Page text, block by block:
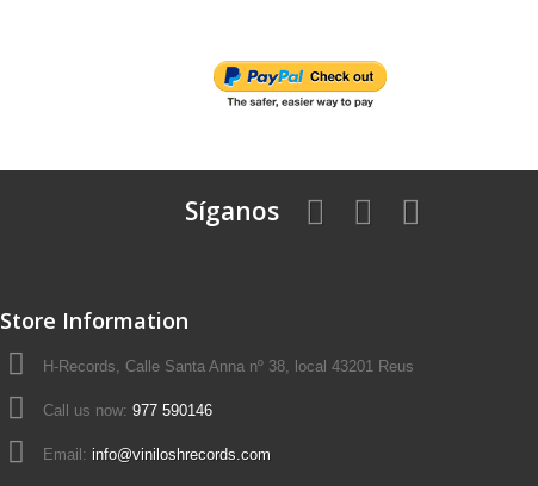
Síganos
Store Information
H-Records, Calle Santa Anna nº 38, local 43201 Reus
Call us now: 977 590146
Email: info@viniloshrecords.com